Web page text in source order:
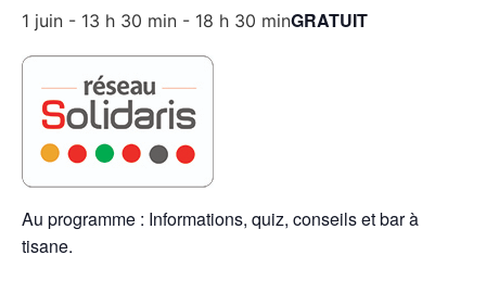
1 juin - 13 h 30 min - 18 h 30 minGRATUIT
Au programme : Informations, quiz, conseils et bar à
tisane.